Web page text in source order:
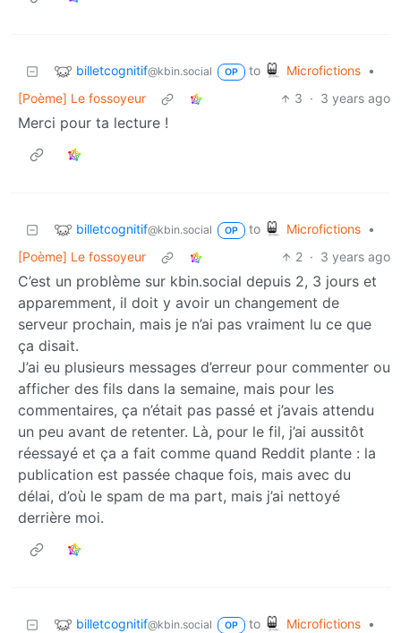
billetcognitif@kbin.social OP to Microfictions
•
[Poème] Le fossoyeur
3 · 3 years ago
Merci pour ta lecture !
billetcognitif@kbin.social OP to Microfictions
•
[Poème] Le fossoyeur
2 · 3 years ago
C’est un problème sur kbin.social depuis 2, 3 jours et
apparemment, il doit y avoir un changement de
serveur prochain, mais je n’ai pas vraiment lu ce que
ça disait.
J’ai eu plusieurs messages d’erreur pour commenter ou
afficher des fils dans la semaine, mais pour les
commentaires, ça n’était pas passé et j’avais attendu
un peu avant de retenter. Là, pour le fil, j’ai aussitôt
réessayé et ça a fait comme quand Reddit plante : la
publication est passée chaque fois, mais avec du
délai, d’où le spam de ma part, mais j’ai nettoyé
derrière moi.
billetcognitif@kbin.social OP to Microfictions
•